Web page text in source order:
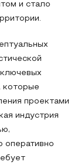
и стало
которые
проектами
индустрия
оперативно